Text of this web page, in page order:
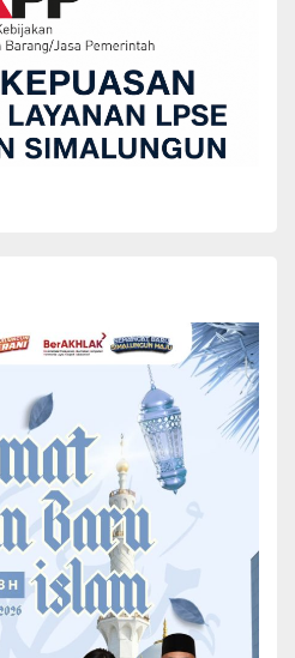
Baik Kehadiran
Do Bona
menghadiri acara Ramah Tama
022/PT Jln Asahan
Sumut, Selasa malam
Baik Kehadiran Pangdam I/BB
masyarakat sangat menyambut
Kodam I/BB di bumi